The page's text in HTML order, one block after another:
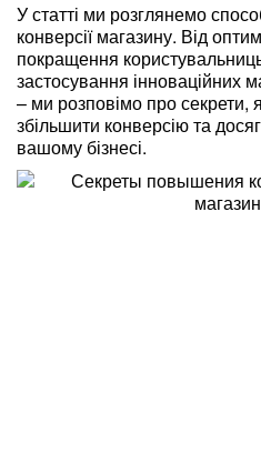
У статті ми розглянемо
конверсії магазину. Від
покращення
застосування інноваційних
– ми розповімо про секрети,
збільшити конверсію та
вашому бізнесі.